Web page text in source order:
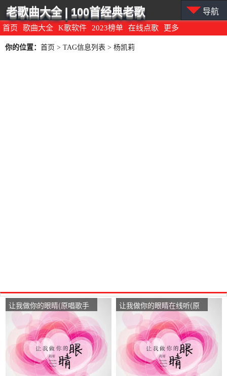
首页 歌曲大全 K歌软件 2023榜单 在线点歌 更多
老歌曲大全 | 100首经典老歌 导航
你的位置： 首页 > TAG信息列表 > 杨凯莉
让我做你的眼睛(原唱歌手
杨凯莉)，꧁꫞꯭执恋
꫞꧂在线演唱3180分
让我做你的眼睛在线听(原
唱是杨凯莉)，。演唱点
播:55次